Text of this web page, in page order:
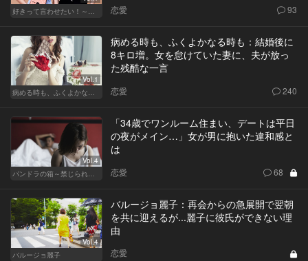
好きって言わせたい！～正反対のふたり～
恋愛 93
Vol.1
病める時も、ふくよかなる時も
病める時も、ふくよかなる時も：結婚後に
8キロ増。女を怠けていた妻に、夫が放っ
た残酷な一言
恋愛 240
Vol.4
パンドラの箱～禁じられた一手～
「34歳でワンルーム住まい、デートは平日
の夜がメイン…」女が男に抱いた違和感と
は
恋愛 68
Vol.4
バルージョ麗子
バルージョ麗子：再会からの急展開で翌朝
を共に迎えるが...麗子に彼氏ができない理
由
恋愛